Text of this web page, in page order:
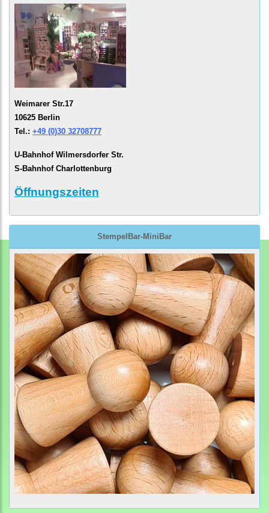
Weimarer Str.17
10625 Berlin
Tel.: +49 (0)30 32708777
U-Bahnhof Wilmersdorfer Str.
S-Bahnhof Charlottenburg
Öffnungszeiten
StempelBar-MiniBar